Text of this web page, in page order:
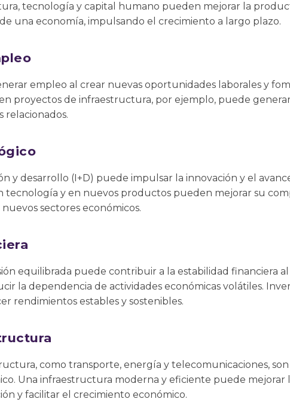
tecnología y capital humano pueden mejorar la
una economía, impulsando el crecimiento a largo plazo.
empleo al crear nuevas oportunidades laborales y
proyectos de infraestructura, por ejemplo, puede
relacionados.
y desarrollo (I+D) puede impulsar la innovación y el
tecnología y en nuevos productos pueden mejorar su
sectores económicos.
equilibrada puede contribuir a la estabilidad financiera al
la dependencia de actividades económicas volátiles.
rendimientos estables y sostenibles.
como transporte, energía y telecomunicaciones,
Una infraestructura moderna y eficiente puede mejorar
y facilitar el crecimiento económico.